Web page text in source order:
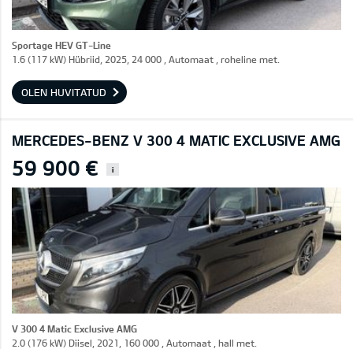
Sportage HEV GT-Line
1.6 (117 kW) Hübriid, 2025, 24 000 , Automaat , roheline met.
OLEN HUVITATUD
MERCEDES-BENZ V 300 4 MATIC EXCLUSIVE AMG
59 900 € i
V 300 4 Matic Exclusive AMG
2.0 (176 kW) Diisel, 2021, 160 000 , Automaat , hall met.